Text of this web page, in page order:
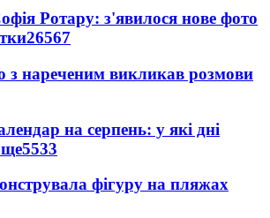
Ротару: з'явилося нове фото
26567
з нареченим викликав розмови
на серпень: у які дні
5533
фігуру на пляжах